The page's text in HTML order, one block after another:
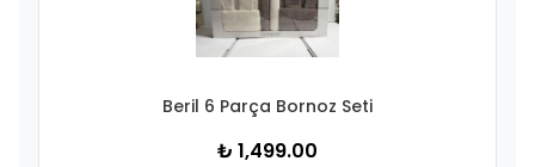
Beril 6 Parça Bornoz Seti
₺ 1,499.00